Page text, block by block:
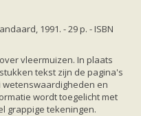
1991. - 29 p. - ISBN
vleermuizen. In plaats
tekst zijn de pagina's
wetenswaardigheden en
wordt toegelicht met
grappige tekeningen.